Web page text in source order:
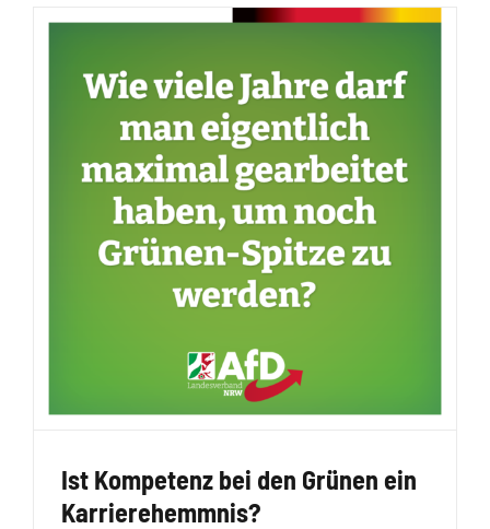
Ist Kompetenz bei den Grünen ein
Karrierehemmnis?